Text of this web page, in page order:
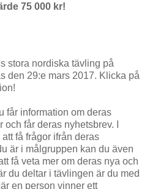
75 000 kr!
stora nordiska tävling på
den 29:e mars 2017. Klicka på
får information om deras
får deras nyhetsbrev. I
få frågor ifrån deras
är i målgruppen kan du även
få veta mer om deras nya och
du deltar i tävlingen är du med
en person vinner ett